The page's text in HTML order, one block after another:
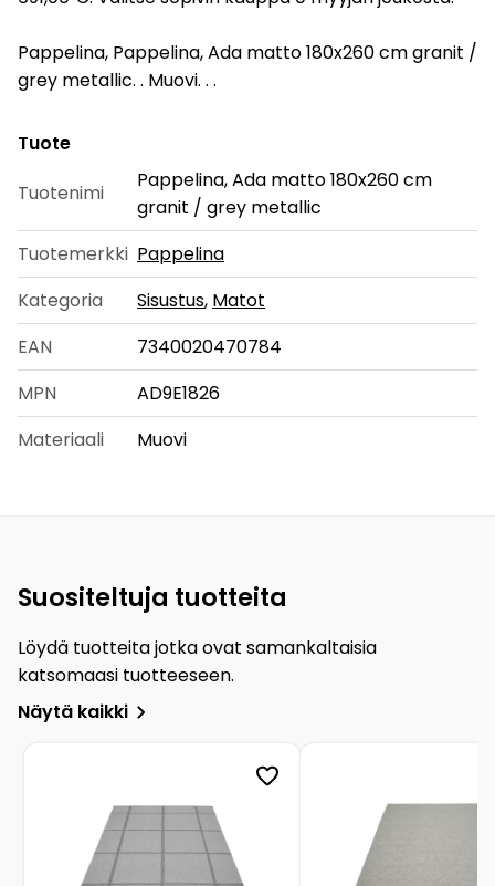
Pappelina, Pappelina, Ada matto 180x260 cm granit /
grey metallic. . Muovi. . .
Tuote
Tuotenimi
Pappelina, Ada matto 180x260 cm
granit / grey metallic
Tuotemerkki Pappelina
Kategoria
Sisustus, Matot
EAN
7340020470784
MPN
AD9E1826
Materiaali
Muovi
Suositeltuja tuotteita
Löydä tuotteita jotka ovat samankaltaisia
katsomaasi tuotteeseen.
Näytä kaikki